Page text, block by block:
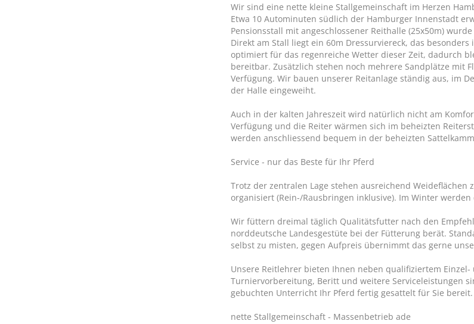
Wir sind eine nette kleine Stallgemeinschaft im Herzen
Etwa 10 Autominuten südlich der Hamburger Innenstadt
Pensionsstall mit angeschlossener Reithalle (25x50m)
Direkt am Stall liegt ein 60m Dressurviereck, das
optimiert für das regenreiche Wetter dieser Zeit, dadurch
bereitbar. Zusätzlich stehen noch mehrere Sandplätze mit
Verfügung. Wir bauen unserer Reitanlage ständig aus, im
der Halle eingeweiht.
Auch in der kalten Jahreszeit wird natürlich nicht am
Verfügung und die Reiter wärmen sich im beheizten
werden anschliessend bequem in der beheizten
Service - nur das Beste für Ihr Pferd
Trotz der zentralen Lage stehen ausreichend
organisiert (Rein-/Rausbringen inklusive). Im Winter
Wir füttern dreimal täglich Qualitätsfutter nach den
norddeutsche Landesgestüte bei der Fütterung berät.
selbst zu misten, gegen Aufpreis übernimmt das gerne
Unsere Reitlehrer bieten Ihnen neben qualifiziertem
Turniervorbereitung, Beritt und weitere Serviceleistungen
gebuchten Unterricht Ihr Pferd fertig gesattelt für Sie bereit.
nette Stallgemeinschaft - Massenbetrieb ade